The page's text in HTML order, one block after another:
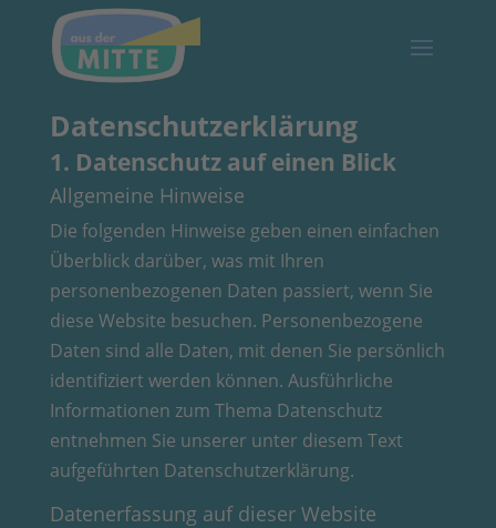
Datenschutz­erklärung
1. Datenschutz auf einen Blick
Allgemeine Hinweise
Die folgenden Hinweise geben einen einfachen
Überblick darüber, was mit Ihren
personenbezogenen Daten passiert, wenn Sie
diese Website besuchen. Personenbezogene
Daten sind alle Daten, mit denen Sie persönlich
identifiziert werden können. Ausführliche
Informationen zum Thema Datenschutz
entnehmen Sie unserer unter diesem Text
aufgeführten Datenschutzerklärung.
Datenerfassung auf dieser Website